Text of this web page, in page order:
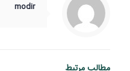
modir
مطالب مرتبط